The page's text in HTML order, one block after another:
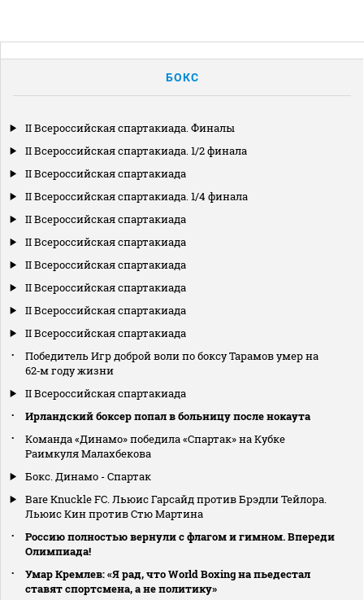
БОКС
II Всероссийская спартакиада. Финалы
II Всероссийская спартакиада. 1/2 финала
II Всероссийская спартакиада
II Всероссийская спартакиада. 1/4 финала
II Всероссийская спартакиада
II Всероссийская спартакиада
II Всероссийская спартакиада
II Всероссийская спартакиада
II Всероссийская спартакиада
II Всероссийская спартакиада
Победитель Игр доброй воли по боксу Тарамов умер на
62‑м году жизни
II Всероссийская спартакиада
Ирландский боксер попал в больницу после нокаута
Команда «Динамо» победила «Спартак» на Кубке
Раимкуля Малахбекова
Бокс. Динамо - Спартак
Bare Knuckle FC. Льюис Гарсайд против Брэдли Тейлора.
Льюис Кин против Стю Мартина
Россию полностью вернули с флагом и гимном. Впереди
Олимпиада!
Умар Кремлев: «Я рад, что World Boxing на пьедестал
ставят спортсмена, а не политику»